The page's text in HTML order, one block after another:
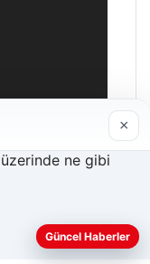
×
Güncel Haberler